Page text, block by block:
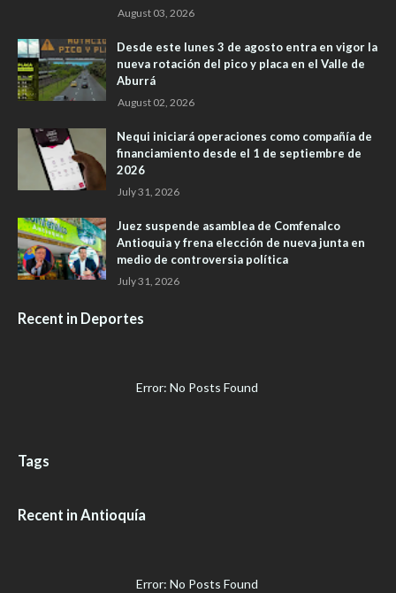
August 03, 2026
Desde este lunes 3 de agosto entra en vigor la
nueva rotación del pico y placa en el Valle de
Aburrá
August 02, 2026
Nequi iniciará operaciones como compañía de
financiamiento desde el 1 de septiembre de
2026
July 31, 2026
Juez suspende asamblea de Comfenalco
Antioquia y frena elección de nueva junta en
medio de controversia política
July 31, 2026
Recent in Deportes
Error: No Posts Found
Tags
Recent in Antioquía
Error: No Posts Found